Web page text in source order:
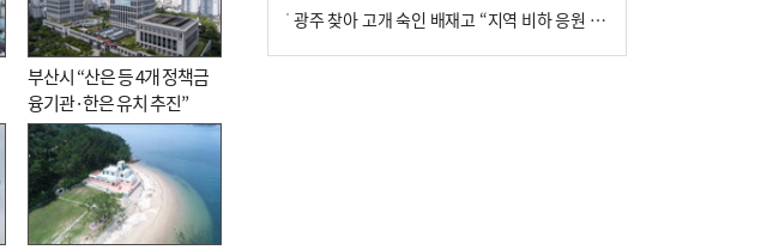
부산시 “산은 등 4개 정책금
융기관·한은 유치 추진”
광주 찾아 고개 숙인 배재고 “지역 비하 응원 잘못”(종합)